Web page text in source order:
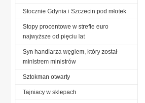
Stocznie Gdynia i Szczecin pod młotek
Stopy procentowe w strefie euro
najwyższe od pięciu lat
Syn handlarza węglem, który został
ministrem ministrów
Sztokman otwarty
Tajniacy w sklepach